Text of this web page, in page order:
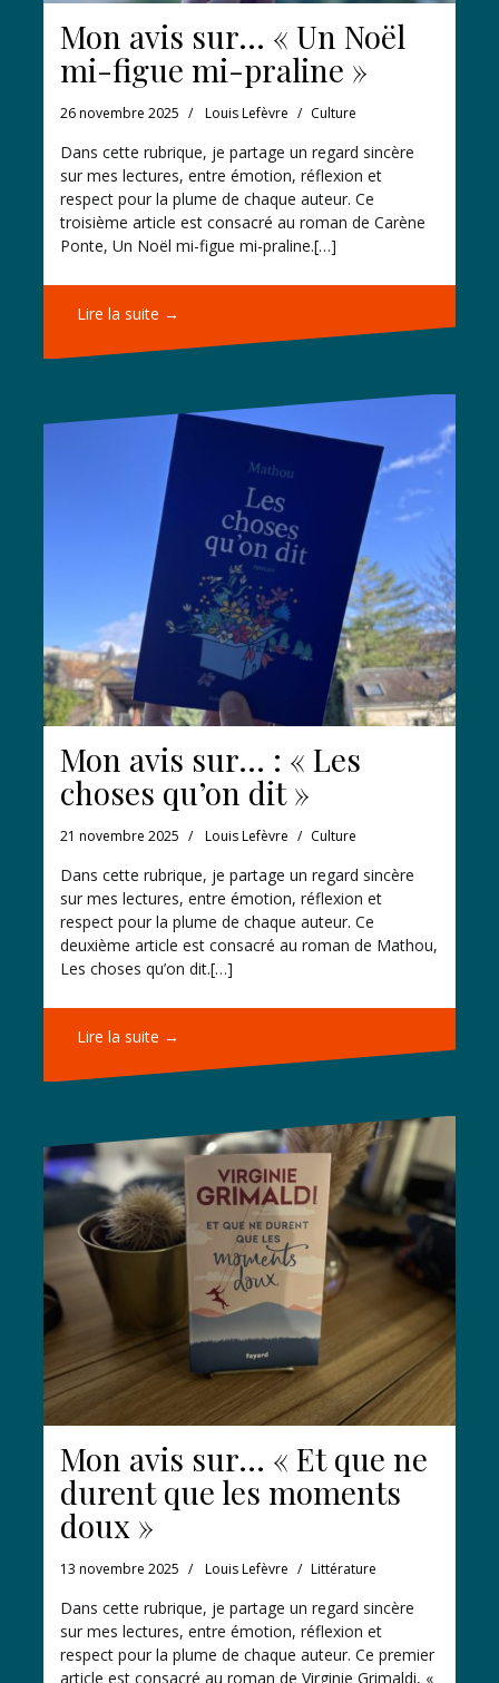
Mon avis sur… « Un Noël
mi-figue mi-praline »
26 novembre 2025 Louis Lefèvre Culture
Dans cette rubrique, je partage un regard sincère
sur mes lectures, entre émotion, réflexion et
respect pour la plume de chaque auteur. Ce
troisième article est consacré au roman de Carène
Ponte, Un Noël mi-figue mi-praline.[…]
Lire la suite →
Mon avis sur… : « Les
choses qu’on dit »
21 novembre 2025 Louis Lefèvre Culture
Dans cette rubrique, je partage un regard sincère
sur mes lectures, entre émotion, réflexion et
respect pour la plume de chaque auteur. Ce
deuxième article est consacré au roman de Mathou,
Les choses qu’on dit.[…]
Lire la suite →
Mon avis sur… « Et que ne
durent que les moments
doux »
13 novembre 2025 Louis Lefèvre Littérature
Dans cette rubrique, je partage un regard sincère
sur mes lectures, entre émotion, réflexion et
respect pour la plume de chaque auteur. Ce premier
article est consacré au roman de Virginie Grimaldi, «